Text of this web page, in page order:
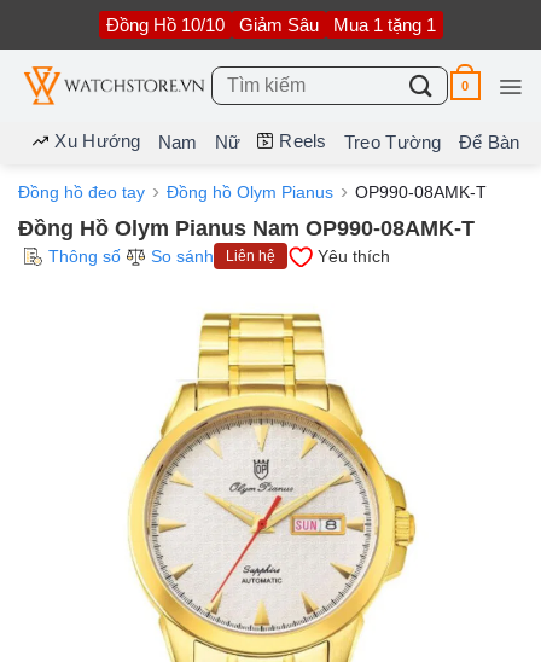
nội
dung
Đồng Hồ 10/10 Giảm Sâu Mua 1 tặng 1
Tìm
kiếm:
0
Xu Hướng Nam Nữ Reels Treo Tường Để Bàn
Đồng hồ đeo tay Đồng hồ Olym Pianus OP990-08AMK-T
Đồng Hồ Olym Pianus Nam OP990-08AMK-T
Thông số So sánh Liên hệ Yêu thích